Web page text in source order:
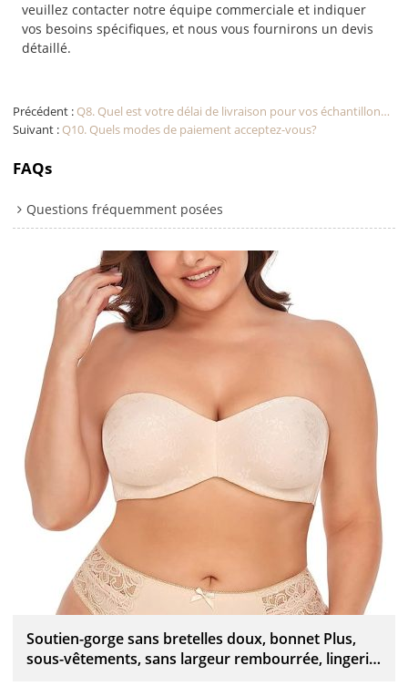
veuillez contacter notre équipe commerciale et indiquer
vos besoins spécifiques, et nous vous fournirons un devis
détaillé.
Précédent
Q8. Quel est votre délai de livraison pour vos échantillons de lingerie personnalisés ?
Suivant Q10. Quels modes de paiement acceptez-vous?
FAQs
Questions fréquemment posées
Soutien-gorge sans bretelles doux, bonnet Plus,
sous-vêtements, sans largeur rembourrée, lingerie